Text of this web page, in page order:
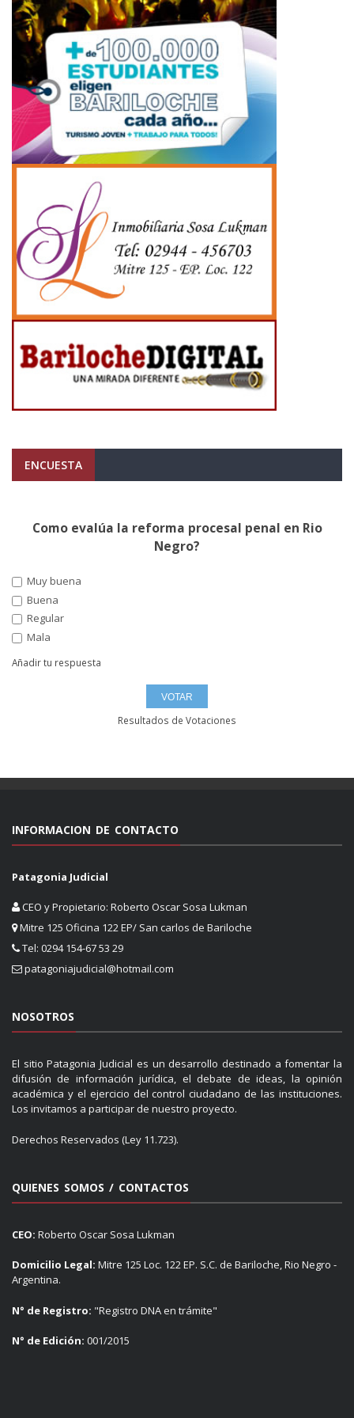
ENCUESTA
Como evalúa la reforma procesal penal en Rio
Negro?
Muy buena
Buena
Regular
Mala
Añadir tu respuesta
Resultados de Votaciones
INFORMACION DE CONTACTO
Patagonia Judicial
CEO y Propietario: Roberto Oscar Sosa Lukman
Mitre 125 Oficina 122 EP/ San carlos de Bariloche
Tel: 0294 154-67 53 29
patagoniajudicial@hotmail.com
NOSOTROS
El sitio Patagonia Judicial es un desarrollo destinado a fomentar la
difusión de información jurídica, el debate de ideas, la opinión
académica y el ejercicio del control ciudadano de las instituciones.
Los invitamos a participar de nuestro proyecto.
Derechos Reservados (Ley 11.723).
QUIENES SOMOS / CONTACTOS
CEO: Roberto Oscar Sosa Lukman
Domicilio Legal: Mitre 125 Loc. 122 EP. S.C. de Bariloche, Rio Negro -
Argentina.
N° de Registro: "Registro DNA en trámite"
N° de Edición: 001/2015